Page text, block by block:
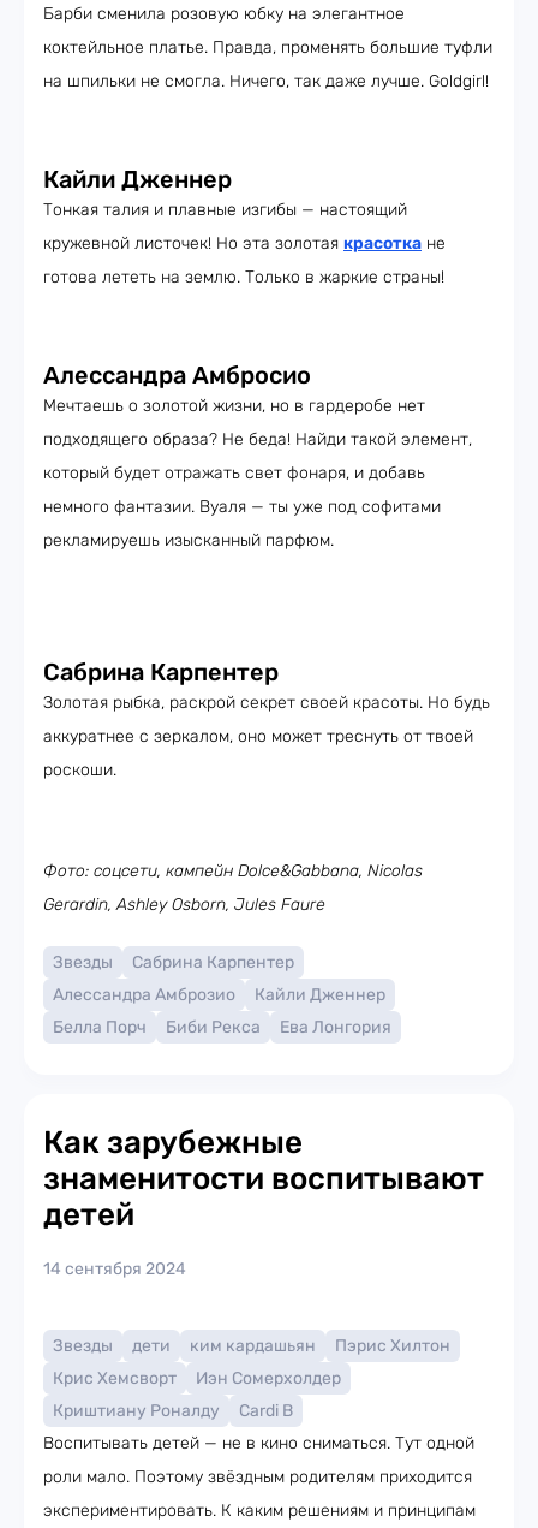
Барби сменила розовую юбку на элегантное
коктейльное платье. Правда, променять большие туфли
на шпильки не смогла. Ничего, так даже лучше. Goldgirl!
Кайли Дженнер
Тонкая талия и плавные изгибы — настоящий
кружевной листочек! Но эта золотая красотка не
готова лететь на землю. Только в жаркие страны!
Алессандра Амбросио
Мечтаешь о золотой жизни, но в гардеробе нет
подходящего образа? Не беда! Найди такой элемент,
который будет отражать свет фонаря, и добавь
немного фантазии. Вуаля — ты уже под софитами
рекламируешь изысканный парфюм.
Сабрина Карпентер
Золотая рыбка, раскрой секрет своей красоты. Но будь
аккуратнее с зеркалом, оно может треснуть от твоей
роскоши.
Фото: соцсети, кампейн Dolce&Gabbana, Nicolas
Gerardin, Ashley Osborn, Jules Faure
Звезды
Сабрина Карпентер
Алессандра Амброзио
Кайли Дженнер
Белла Порч
Биби Рекса Ева Лонгория
Как зарубежные
знаменитости воспитывают
детей
14 сентября 2024
Звезды дети ким кардашьян
Пэрис Хилтон
Крис Хемсворт
Иэн Сомерхолдер
Криштиану Роналду
Cardi B
Воспитывать детей — не в кино сниматься. Тут одной
роли мало. Поэтому звёздным родителям приходится
экспериментировать. К каким решениям и принципам